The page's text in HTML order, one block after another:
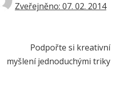
Zveřejněno: 07. 02. 2014
Podpořte si kreativní
myšlení jednoduchými triky